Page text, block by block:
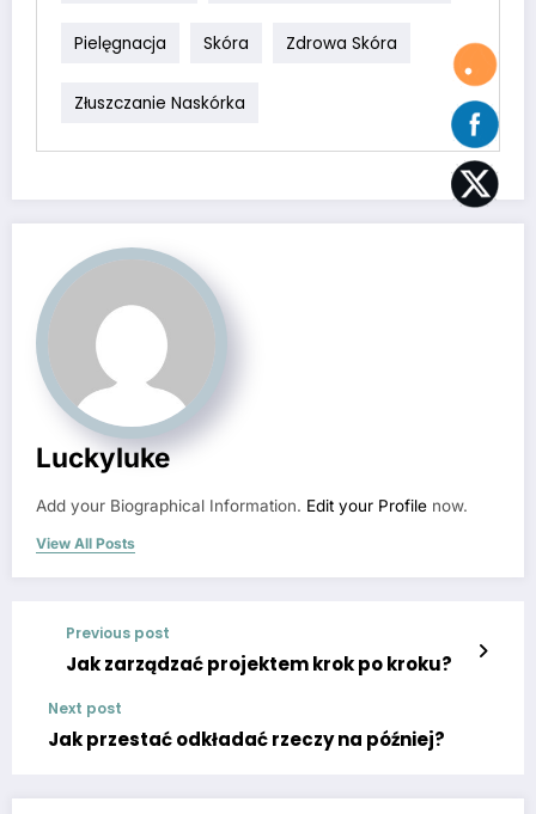
Pielęgnacja Skóra Zdrowa Skóra
Złuszczanie Naskórka
Luckyluke
Add your Biographical Information. Edit your Profile now.
View All Posts
Previous post
Jak zarządzać projektem krok po kroku?
Next post
Jak przestać odkładać rzeczy na później?